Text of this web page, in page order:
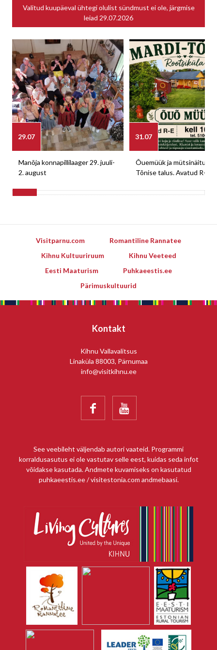
Valitud kuupäeval ühtegi olulist sündmust ei ole, järgmise
leiad 29.07.2026
29.07
Manõja konnapillilaager 29. juuli-
2. august
31.07
Õuemüük ja mütsinäitus
Tõnise talus. Avatud R-E
Visitparnu.com
Romantiline Rannatee
Kihnu Kultuuriruum
Kihnu Veeteed
Eesti Maaturism
Puhkaeestis.ee
Pärimuskultuurid
Kontakt
Kihnu Vallavalitsus
Linaküla 88003, Pärnumaa
info@visitkihnu.ee
 
See veebileht väljendab autori vaateid. Programmi
korraldusasutus ei ole vastutav selle eest, kuidas seda infot
võidakse kasutada. Andmete kuvamiseks on kasutatud
puhkaeestis.ee / visitestonia.com andmebaasi.